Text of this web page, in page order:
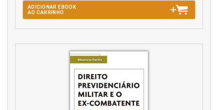
ADICIONAR EBOOK
AO CARRINHO